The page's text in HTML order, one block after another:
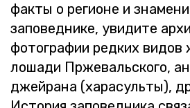
факты о ре­ги­оне и
за­по­вед­ни­ке, уви­ди­те
фо­то­гра­фии ред­ких видов
ло­ша­ди Пр­же­валь­ско­го,
джей­ра­на (ха­ра­суль­ты),